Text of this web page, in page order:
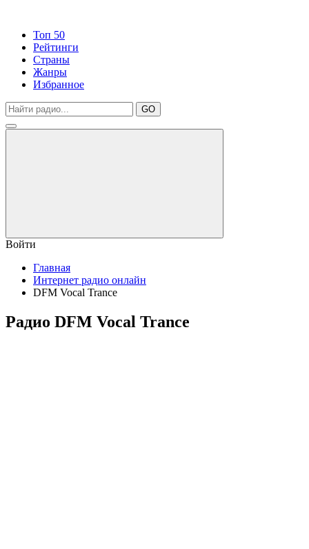
Топ 50
Рейтинги
Страны
Жанры
Избранное
GO
Войти
Главная
Интернет радио онлайн
DFM Vocal Trance
Радио DFM Vocal Trance